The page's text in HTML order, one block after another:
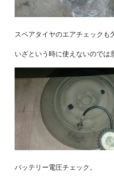
スペアタイヤのエアチェックも
いざという時に使えないのでは
バッテリー電圧チェック。